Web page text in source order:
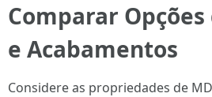
Comparar
e Acabamentos
Considere as propriedades de